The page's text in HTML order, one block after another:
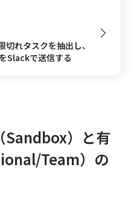
れタスクを抽出し、
Slackで送信する
）と有
Team）の